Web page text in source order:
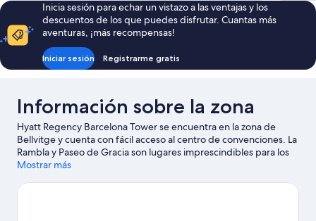
de
567 €
Inicia sesión para echar un vistazo a las ventajas y los
descuentos de los que puedes disfrutar. Cuantas más
aventuras, ¡más recompensas!
Iniciar sesión Registrarme gratis
Información sobre la zona
Hyatt Regency Barcelona Tower se encuentra en la zona de
Bellvitge y cuenta con fácil acceso al centro de convenciones. La
Rambla y Paseo de Gracia son lugares imprescindibles para los
amantes de las tiendas; añádelos a tu itinerario junto a
Barceloneta. ¿Te apetece disfrutar de un evento especial?
Mostrar más